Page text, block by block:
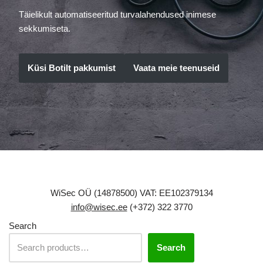
Täielikult automatiseeritud turvalahendused inimese
sekkumiseta.
Küsi Botilt pakkumist Vaata meie teenuseid
WiSec OÜ (14878500) VAT: EE102379134
info@wisec.ee(+372) 322 3770
Search
Search